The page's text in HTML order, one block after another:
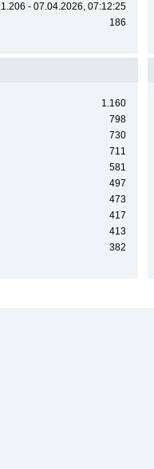
1.206 - 07.04.2026, 07:12:25
186
1.160
798
730
711
581
497
473
417
413
382